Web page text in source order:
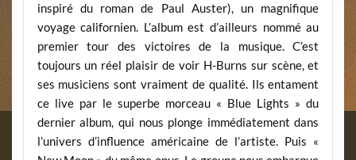
inspiré du roman de Paul Auster), un magnifique
voyage californien. L’album est d’ailleurs nommé au
premier tour des victoires de la musique. C’est
toujours un réel plaisir de voir H-Burns sur scène, et
ses musiciens sont vraiment de qualité. Ils entament
ce live par le superbe morceau « Blue Lights » du
dernier album, qui nous plonge immédiatement dans
l’univers d’influence américaine de l’artiste. Puis «